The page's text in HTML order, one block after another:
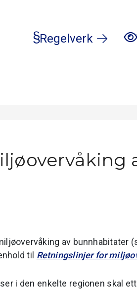
Regelverk
av bunnhabitater
til Retningslinjer for
i den enkelte regionen skal